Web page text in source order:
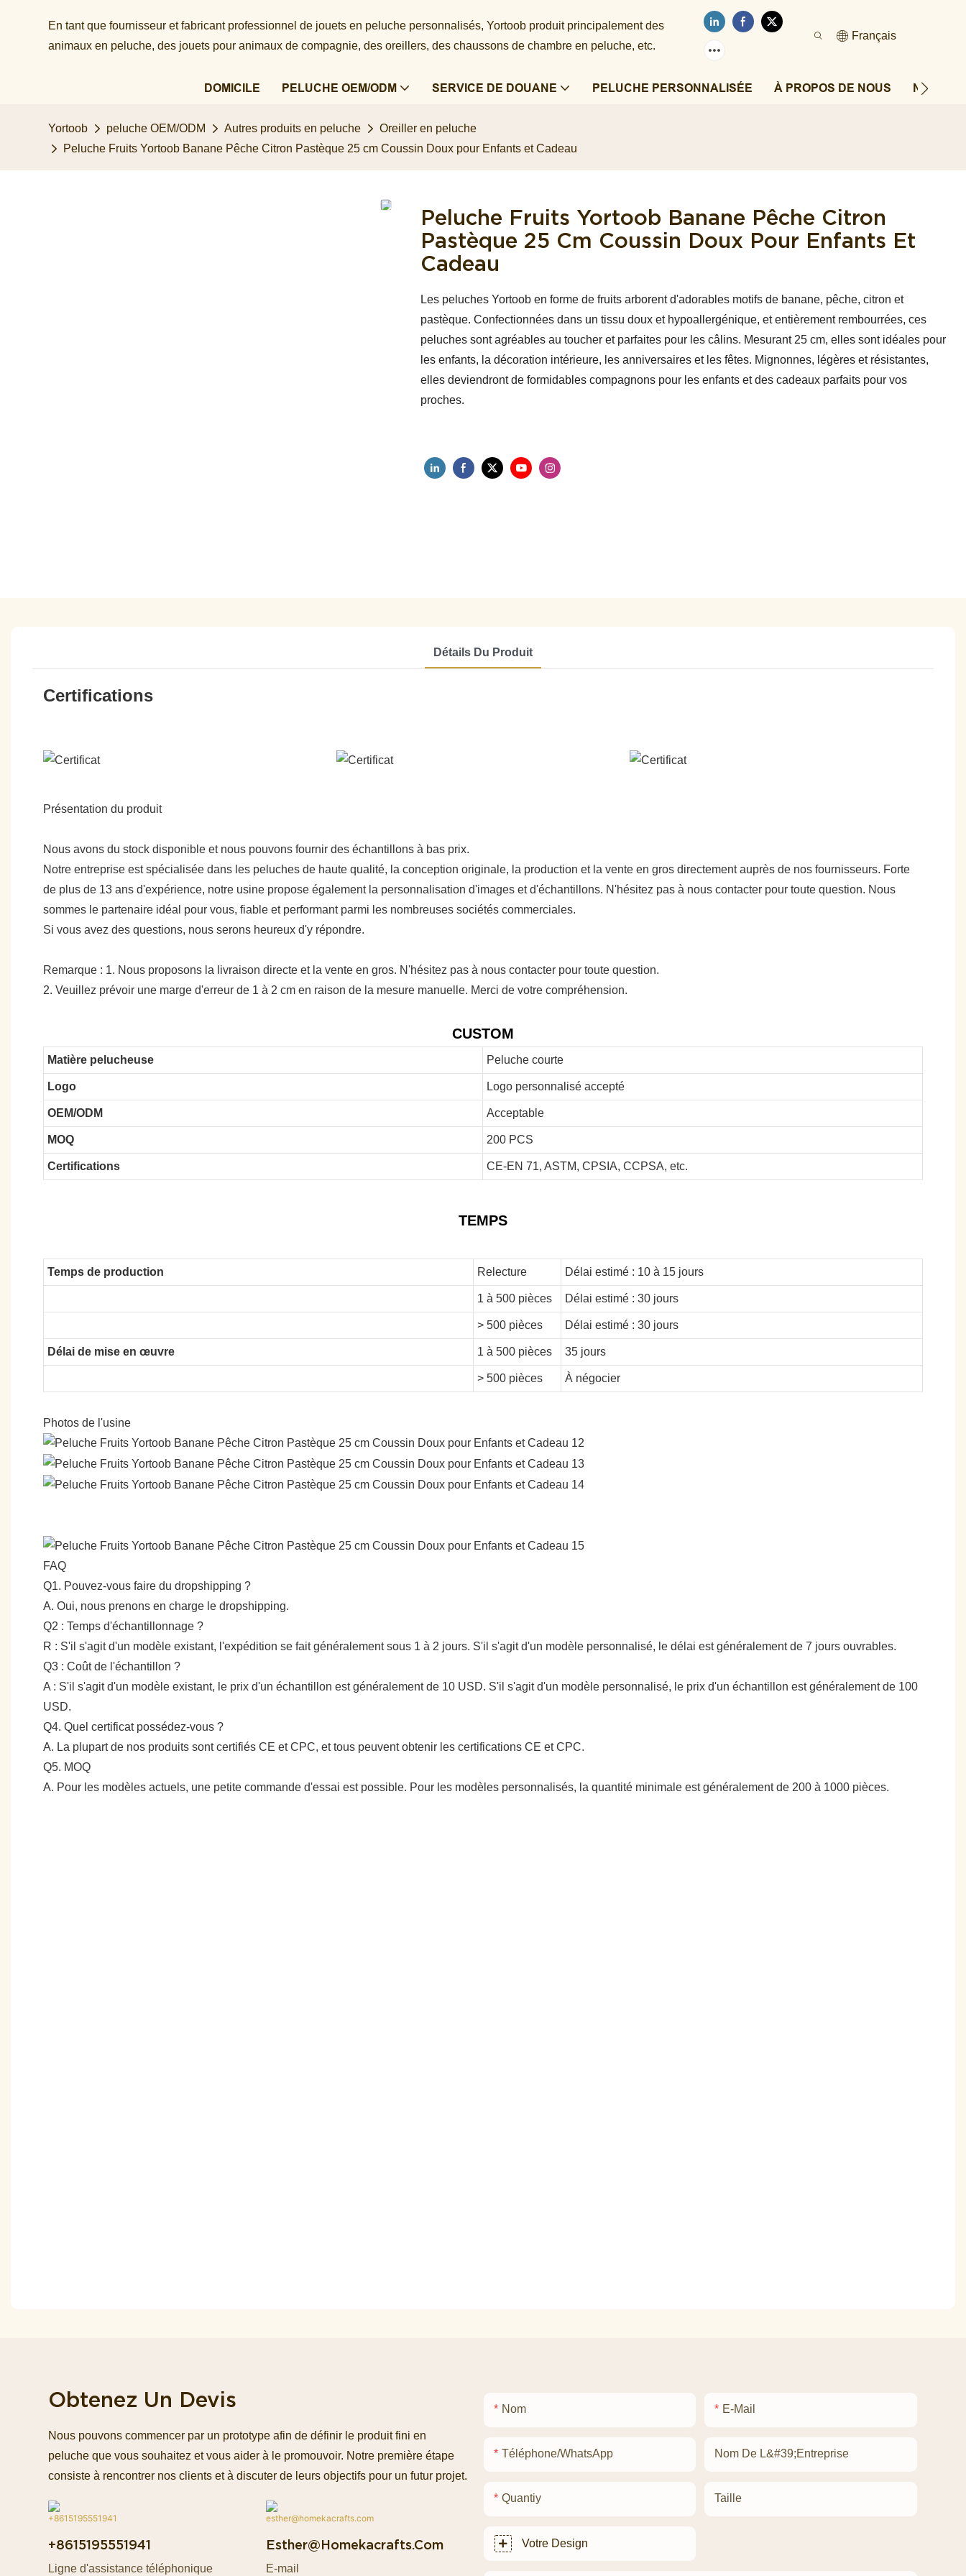
En tant que fournisseur et fabricant professionnel de jouets en peluche personnalisés, Yortoob produit principalement des
animaux en peluche, des jouets pour animaux de compagnie, des oreillers, des chaussons de chambre en peluche, etc.
Français
DOMICILE PELUCHE OEM/ODM SERVICE DE DOUANE PELUCHE PERSONNALISÉE À PROPOS DE NOUS
Yortoob peluche OEM/ODM Autres produits en peluche
Oreiller en peluche
Peluche Fruits Yortoob Banane Pêche Citron Pastèque 25 cm Coussin Doux pour Enfants et Cadeau
Peluche Fruits Yortoob Banane Pêche Citron
Pastèque 25 Cm Coussin Doux Pour Enfants Et
Cadeau
Les peluches Yortoob en forme de fruits arborent d'adorables motifs de banane, pêche, citron et
pastèque. Confectionnées dans un tissu doux et hypoallergénique, et entièrement rembourrées, ces
peluches sont agréables au toucher et parfaites pour les câlins. Mesurant 25 cm, elles sont idéales pour
les enfants, la décoration intérieure, les anniversaires et les fêtes. Mignonnes, légères et résistantes,
elles deviendront de formidables compagnons pour les enfants et des cadeaux parfaits pour vos
proches.
Détails Du Produit
Certifications
Présentation du produit
Nous avons du stock disponible et nous pouvons fournir des échantillons à bas prix.
Notre entreprise est spécialisée dans les peluches de haute qualité, la conception originale, la production et la vente en gros directement auprès de nos fournisseurs. Forte
de plus de 13 ans d'expérience, notre usine propose également la personnalisation d'images et d'échantillons. N'hésitez pas à nous contacter pour toute question. Nous
sommes le partenaire idéal pour vous, fiable et performant parmi les nombreuses sociétés commerciales.
Si vous avez des questions, nous serons heureux d'y répondre.
Remarque : 1. Nous proposons la livraison directe et la vente en gros. N'hésitez pas à nous contacter pour toute question.
2. Veuillez prévoir une marge d'erreur de 1 à 2 cm en raison de la mesure manuelle. Merci de votre compréhension.
CUSTOM
Matière pelucheuse Peluche courte
Logo Logo personnalisé accepté
OEM/ODM Acceptable
MOQ 200 PCS
Certifications CE-EN 71, ASTM, CPSIA, CCPSA, etc.
TEMPS
Temps de production Relecture Délai estimé : 10 à 15 jours
1 à 500 pièces Délai estimé : 30 jours
> 500 pièces Délai estimé : 30 jours
Délai de mise en œuvre 1 à 500 pièces 35 jours
> 500 pièces À négocier
Photos de l'usine
FAQ
Q1. Pouvez-vous faire du dropshipping ?
A. Oui, nous prenons en charge le dropshipping.
Q2 : Temps d'échantillonnage ?
R : S'il s'agit d'un modèle existant, l'expédition se fait généralement sous 1 à 2 jours. S'il s'agit d'un modèle personnalisé, le délai est généralement de 7 jours ouvrables.
Q3 : Coût de l'échantillon ?
A : S'il s'agit d'un modèle existant, le prix d'un échantillon est généralement de 10 USD. S'il s'agit d'un modèle personnalisé, le prix d'un échantillon est généralement de 100
USD.
Q4. Quel certificat possédez-vous ?
A. La plupart de nos produits sont certifiés CE et CPC, et tous peuvent obtenir les certifications CE et CPC.
Q5. MOQ
A. Pour les modèles actuels, une petite commande d'essai est possible. Pour les modèles personnalisés, la quantité minimale est généralement de 200 à 1000 pièces.
Obtenez Un Devis
Nous pouvons commencer par un prototype afin de définir le produit fini en
peluche que vous souhaitez et vous aider à le promouvoir. Notre première étape
consiste à rencontrer nos clients et à discuter de leurs objectifs pour un futur projet.
+8615195551941
Ligne d'assistance téléphonique
Esther@homekacrafts.com
E-mail
Nom E-Mail
Téléphone/WhatsApp Nom De L&#39;entreprise
Quantiy Taille
Votre Design